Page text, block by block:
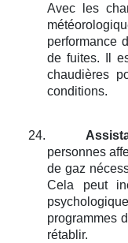
Avec les
performance
de fuites. Il
chaudières
conditions.
24.
personnes
de gaz
Cela peut
programmes
rétablir.